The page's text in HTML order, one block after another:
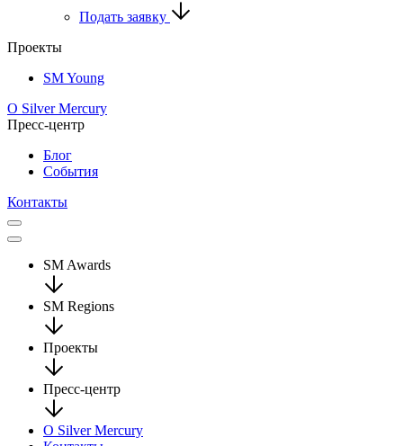
Подать заявку
Проекты
SM Young
О Silver Mercury
Пресс-центр
Блог
События
Контакты
SM Awards
SM Regions
Проекты
Пресс-центр
О Silver Mercury